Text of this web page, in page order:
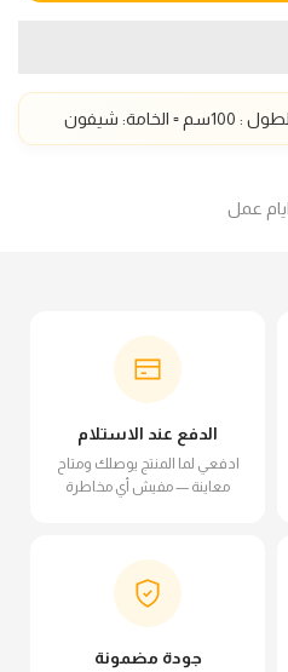
▫️ الخامة: شيفون
الدفع عند الاستلام
ادفعي لما المنتج يوصلك ومتاح
معاينة — مفيش أي مخاطرة
جودة مضمونة